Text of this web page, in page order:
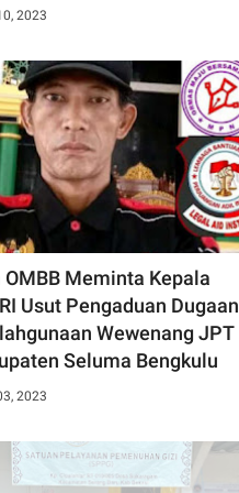
2023
OMBB Meminta Kepala
Usut Pengaduan Dugaan
Wewenang JPT
Seluma Bengkulu
2023